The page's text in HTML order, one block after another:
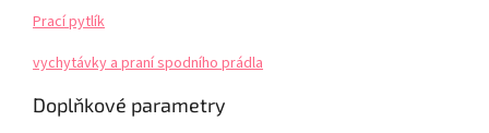
Prací pytlík
vychytávky a praní spodního prádla
Doplňkové parametry